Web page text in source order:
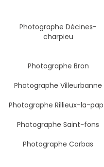
Photographe Décines-
charpieu
Photographe Bron
Photographe Villeurbanne
Photographe Rillieux-la-
Photographe Saint-fons
Photographe Corbas